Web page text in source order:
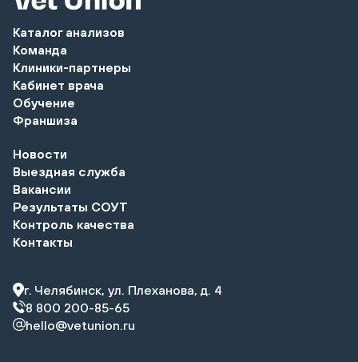
Каталог анализов
Команда
Клиники-партнеры
Кабинет врача
Обучение
Франшиза
Новости
Выездная служба
Вакансии
Результаты СОУТ
Контроль качества
Контакты
г. Челябинск, ул. Плеханова, д. 4
8 800 200-85-65
hello@vetunion.ru